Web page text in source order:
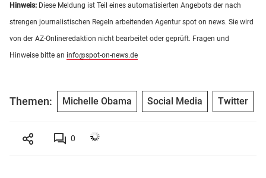
Hinweis: Diese Meldung ist Teil eines automatisierten Angebots der nach
strengen journalistischen Regeln arbeitenden Agentur spot on news. Sie wird
von der AZ-Onlineredaktion nicht bearbeitet oder geprüft. Fragen und
Hinweise bitte an info@spot-on-news.de
Themen: Michelle Obama Social Media Twitter
0